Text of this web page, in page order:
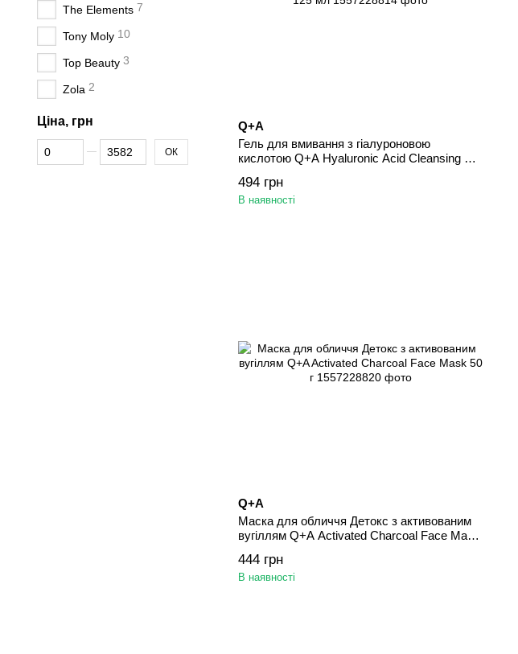
Q+A
Гель для вмивання з гіалуроновою
кислотою Q+A Hyaluronic Acid Cleansing Gel
494 грн
В наявності
Q+A
Маска для обличчя Детокс з активованим
вугіллям Q+A Activated Charcoal Face Mask
444 грн
В наявності
The Elements 7
Tony Moly 10
Top Beauty 3
Zola 2
Ціна, грн
Від Ціна, грн
До Ціна, грн ОК